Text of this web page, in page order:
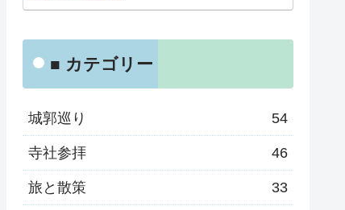
■ カテゴリー
城郭巡り 54
寺社参拝 46
旅と散策 33